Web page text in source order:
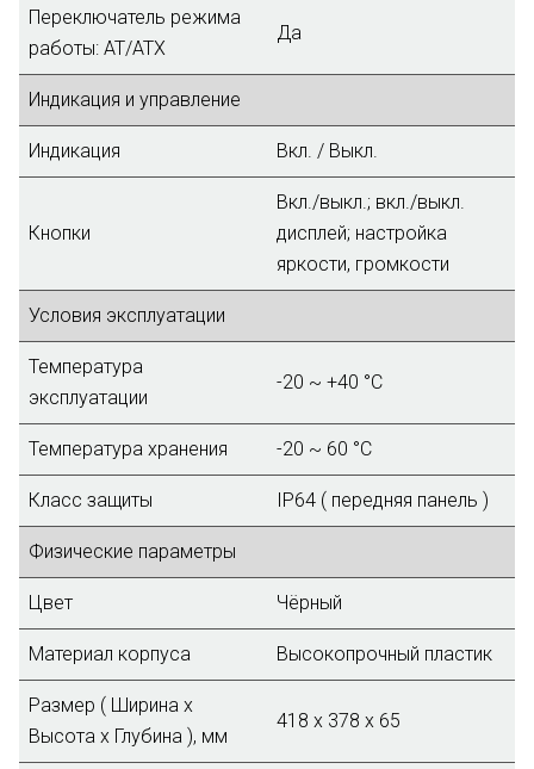
Переключатель режима
работы: AT/ATX
Да
Индикация и управление
Индикация Вкл. / Выкл.
Кнопки
Вкл./выкл.; вкл./выкл.
дисплей; настройка
яркости, громкости
Условия эксплуатации
Температура
эксплуатации
-20 ~ +40 °C
Температура хранения -20 ~ 60 °C
Класс защиты IP64 ( передняя панель )
Физические параметры
Цвет Чёрный
Материал корпуса Высокопрочный пластик
Размер ( Ширина х
Высота х Глубина ), мм
418 x 378 x 65